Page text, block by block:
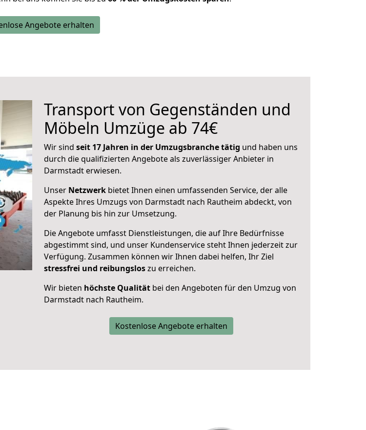
Angebote erhalten
Transport von Gegenständen und
Möbeln Umzüge ab 74€
Wir sind seit 17 Jahren in der Umzugsbranche tätig und haben uns
durch die qualifizierten Angebote als zuverlässiger Anbieter in
Darmstadt erwiesen.
Unser Netzwerk bietet Ihnen einen umfassenden Service, der alle
Aspekte Ihres Umzugs von Darmstadt nach Rautheim abdeckt, von
der Planung bis hin zur Umsetzung.
Die Angebote umfasst Dienstleistungen, die auf Ihre Bedürfnisse
abgestimmt sind, und unser Kundenservice steht Ihnen jederzeit zur
Verfügung. Zusammen können wir Ihnen dabei helfen, Ihr Ziel
stressfrei und reibungsloszu erreichen.
Wir bieten höchste Qualität bei den Angeboten für den Umzug von
Darmstadt nach Rautheim.
Kostenlose Angebote erhalten